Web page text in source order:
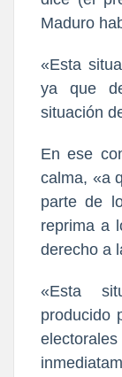
Maduro
«Esta
ya que
situación
En ese
calma, «a
parte de
reprima a
derecho a
«Esta
producido